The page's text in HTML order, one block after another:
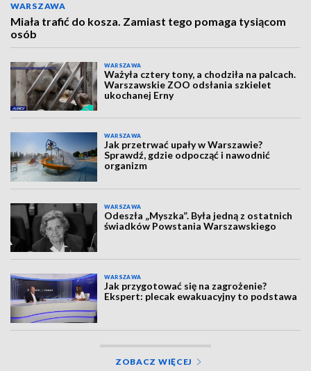
WARSZAWA
Miała trafić do kosza. Zamiast tego pomaga tysiącom
osób
WARSZAWA
Ważyła cztery tony, a chodziła na palcach.
Warszawskie ZOO odsłania szkielet
ukochanej Erny
WARSZAWA
Jak przetrwać upały w Warszawie?
Sprawdź, gdzie odpocząć i nawodnić
organizm
WARSZAWA
Odeszła „Myszka”. Była jedną z ostatnich
świadków Powstania Warszawskiego
WARSZAWA
Jak przygotować się na zagrożenie?
Ekspert: plecak ewakuacyjny to podstawa
ZOBACZ WIĘCEJ